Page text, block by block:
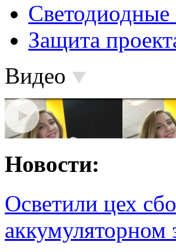
Светодиодные
Защита
Видео
Новости:
Осветили цех
аккумуляторном